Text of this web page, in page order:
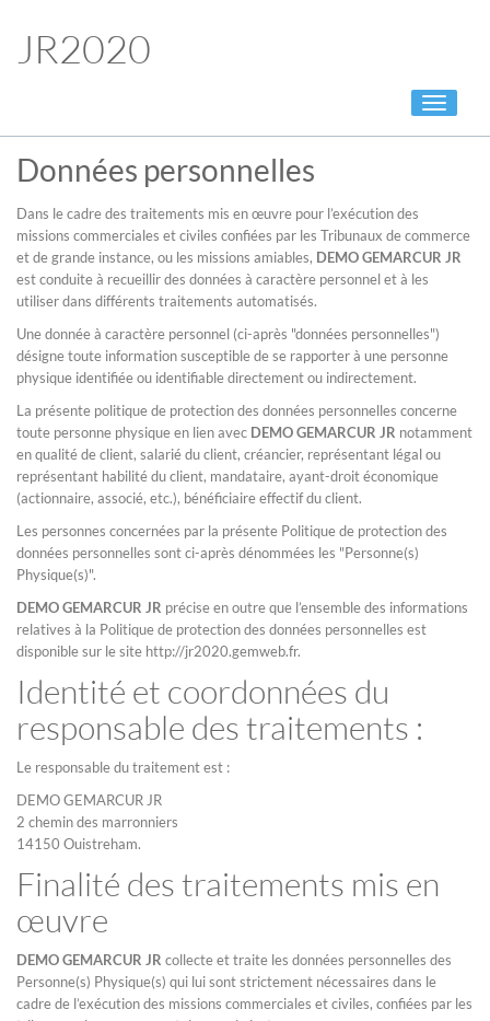
JR2020
Toggle
Données personnelles
Dans le cadre des traitements mis en œuvre pour l’exécution des
missions commerciales et civiles confiées par les Tribunaux de commerce
et de grande instance, ou les missions amiables, DEMO GEMARCUR JR
est conduite à recueillir des données à caractère personnel et à les
utiliser dans différents traitements automatisés.
Une donnée à caractère personnel (ci-après "données personnelles")
désigne toute information susceptible de se rapporter à une personne
physique identifiée ou identifiable directement ou indirectement.
La présente politique de protection des données personnelles concerne
toute personne physique en lien avec DEMO GEMARCUR JR notamment
en qualité de client, salarié du client, créancier, représentant légal ou
représentant habilité du client, mandataire, ayant-droit économique
(actionnaire, associé, etc.), bénéficiaire effectif du client.
Les personnes concernées par la présente Politique de protection des
données personnelles sont ci-après dénommées les "Personne(s)
Physique(s)".
DEMO GEMARCUR JR précise en outre que l’ensemble des informations
relatives à la Politique de protection des données personnelles est
disponible sur le site http://jr2020.gemweb.fr.
Identité et coordonnées du
responsable des traitements :
Le responsable du traitement est :
DEMO GEMARCUR JR
2 chemin des marronniers
14150 Ouistreham.
Finalité des traitements mis en
œuvre
DEMO GEMARCUR JR collecte et traite les données personnelles des
Personne(s) Physique(s) qui lui sont strictement nécessaires dans le
cadre de l’exécution des missions commerciales et civiles, confiées par les